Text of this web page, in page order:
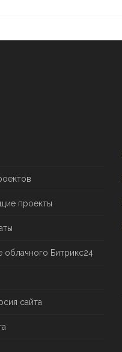
проекты
облачного Битрикс24
сайта